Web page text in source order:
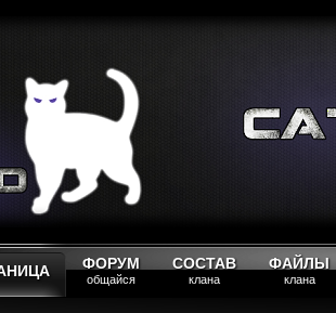
ФОРУМ
общайся
СОСТАВ
клана
ФАЙЛЫ
клана